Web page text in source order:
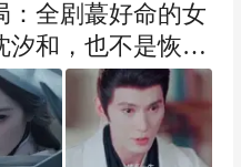
：全剧蕞好命的女
汐和，也不是恢复
未露面的她